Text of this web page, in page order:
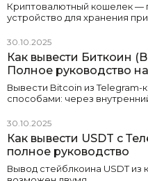
Криптовалютный кошелек —
устройство для хранения
30.10.2025
Как вывести Биткоин
Полное руководство
Вывести Bitcoin из
способами: через
30.10.2025
Как вывести USDT с
полное руководство
Вывод стейблкоина USDT из